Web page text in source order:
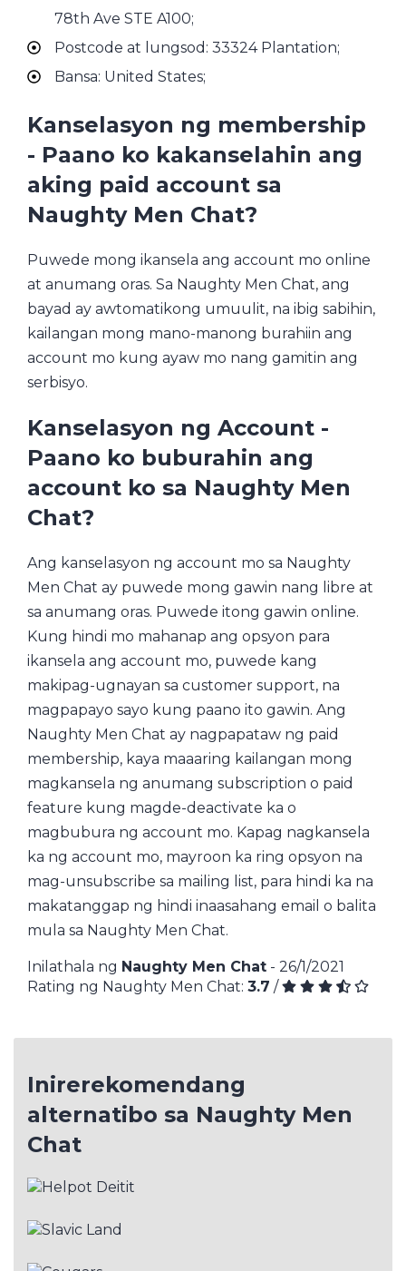
78th Ave STE A100;
Postcode at lungsod: 33324 Plantation;
Bansa: United States;
Kanselasyon ng membership
- Paano ko kakanselahin ang
aking paid account sa
Naughty Men Chat?
Puwede mong ikansela ang account mo online
at anumang oras. Sa Naughty Men Chat, ang
bayad ay awtomatikong umuulit, na ibig sabihin,
kailangan mong mano-manong burahiin ang
account mo kung ayaw mo nang gamitin ang
serbisyo.
Kanselasyon ng Account -
Paano ko buburahin ang
account ko sa Naughty Men
Chat?
Ang kanselasyon ng account mo sa Naughty
Men Chat ay puwede mong gawin nang libre at
sa anumang oras. Puwede itong gawin online.
Kung hindi mo mahanap ang opsyon para
ikansela ang account mo, puwede kang
makipag-ugnayan sa customer support, na
magpapayo sayo kung paano ito gawin. Ang
Naughty Men Chat ay nagpapataw ng paid
membership, kaya maaaring kailangan mong
magkansela ng anumang subscription o paid
feature kung magde-deactivate ka o
magbubura ng account mo. Kapag nagkansela
ka ng account mo, mayroon ka ring opsyon na
mag-unsubscribe sa mailing list, para hindi ka na
makatanggap ng hindi inaasahang email o balita
mula sa Naughty Men Chat.
Inilathala ng Naughty Men Chat - 26/1/2021
Rating ng Naughty Men Chat: 3.7 /
Inirerekomendang
alternatibo sa Naughty Men
Chat